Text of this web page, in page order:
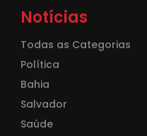
Notícias
Todas as Categorias
Política
Bahia
Salvador
Saúde